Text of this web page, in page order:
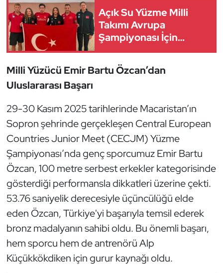
Açık Su Yüzme Milli
Takımı Avrupa
Şampiyonası İçin
Paris'te
Milli Yüzücü Emir Bartu Özcan’dan
Uluslararası Başarı
29-30 Kasım 2025 tarihlerinde Macaristan’ın
Sopron şehrinde gerçekleşen Central European
Countries Junior Meet (CECJM) Yüzme
Şampiyonası’nda genç sporcumuz Emir Bartu
Özcan, 100 metre serbest erkekler kategorisinde
gösterdiği performansla dikkatleri üzerine çekti.
53.76 saniyelik derecesiyle üçüncülüğü elde
eden Özcan, Türkiye'yi başarıyla temsil ederek
bronz madalyanın sahibi oldu. Bu önemli başarı,
hem sporcu hem de antrenörü Alp
Küçükkökdiken için gurur kaynağı oldu.
Dövüş Sanatı
E-Spor
Futbol
Futsal
Genel
Golf
Güreş
Halter
Hava Sporları
Hentbol